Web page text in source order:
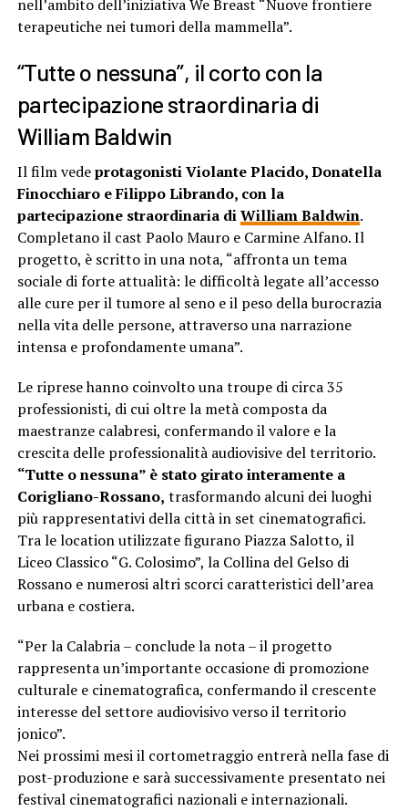
nell’ambito dell’iniziativa We Breast “Nuove frontiere
terapeutiche nei tumori della mammella”.
“Tutte o nessuna”, il corto con la
partecipazione straordinaria di
William Baldwin
Il film vedeprotagonisti Violante Placido, Donatella
Finocchiaro e Filippo Librando, con la
partecipazione straordinaria diWilliam Baldwin.
Completano il cast Paolo Mauro e Carmine Alfano. Il
progetto, è scritto in una nota, “affronta un tema
sociale di forte attualità: le difficoltà legate all’accesso
alle cure per il tumore al seno e il peso della burocrazia
nella vita delle persone, attraverso una narrazione
intensa e profondamente umana”.
Le riprese hanno coinvolto una troupe di circa 35
professionisti, di cui oltre la metà composta da
maestranze calabresi, confermando il valore e la
crescita delle professionalità audiovisive del territorio.
“Tutte o nessuna” è stato girato interamente a
Corigliano-Rossano, trasformando alcuni dei luoghi
più rappresentativi della città in set cinematografici.
Tra le location utilizzate figurano Piazza Salotto, il
Liceo Classico “G. Colosimo”, la Collina del Gelso di
Rossano e numerosi altri scorci caratteristici dell’area
urbana e costiera.
“Per la Calabria – conclude la nota – il progetto
rappresenta un’importante occasione di promozione
culturale e cinematografica, confermando il crescente
interesse del settore audiovisivo verso il territorio
jonico”.
Nei prossimi mesi il cortometraggio entrerà nella fase di
post-produzione e sarà successivamente presentato nei
festival cinematografici nazionali e internazionali.